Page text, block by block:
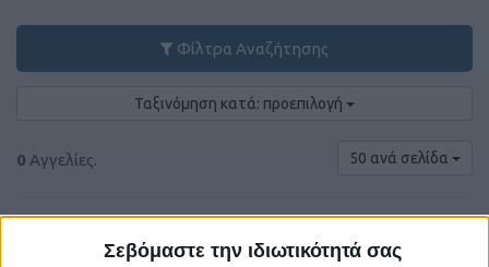
Σεβόμαστε την ιδιωτικότητά σας
Φίλτρα Αναζήτησης
Ταξινόμηση κατά: προεπιλογή
0 Αγγελίες. 50 ανά σελίδα